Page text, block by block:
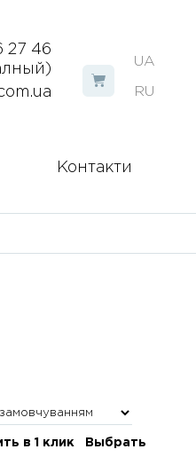
UA
RU
27 46
Контакти
в 1 клик Выбрать